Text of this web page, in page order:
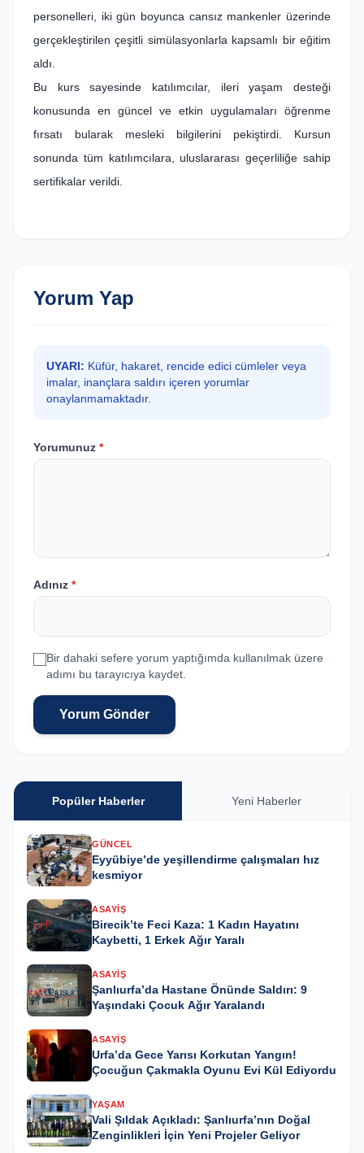
personelleri, iki gün boyunca cansız mankenler üzerinde
gerçekleştirilen çeşitli simülasyonlarla kapsamlı bir eğitim
aldı.
Bu kurs sayesinde katılımcılar, ileri yaşam desteği
konusunda en güncel ve etkin uygulamaları öğrenme
fırsatı bularak mesleki bilgilerini pekiştirdi. Kursun
sonunda tüm katılımcılara, uluslararası geçerliliğe sahip
sertifikalar verildi.
Yorum Yap
UYARI: Küfür, hakaret, rencide edici cümleler veya
imalar, inançlara saldırı içeren yorumlar
onaylanmamaktadır.
Yorumunuz *
Adınız *
Bir dahaki sefere yorum yaptığımda kullanılmak üzere
adımı bu tarayıcıya kaydet.
Yorum Gönder
Popüler Haberler Yeni Haberler
GÜNCEL
Eyyübiye’de yeşillendirme çalışmaları hız
kesmiyor
ASAYIŞ
Birecik’te Feci Kaza: 1 Kadın Hayatını
Kaybetti, 1 Erkek Ağır Yaralı
ASAYIŞ
Şanlıurfa’da Hastane Önünde Saldırı: 9
Yaşındaki Çocuk Ağır Yaralandı
ASAYIŞ
Urfa’da Gece Yarısı Korkutan Yangın!
Çocuğun Çakmakla Oyunu Evi Kül Ediyordu
YAŞAM
Vali Şıldak Açıkladı: Şanlıurfa’nın Doğal
Zenginlikleri İçin Yeni Projeler Geliyor